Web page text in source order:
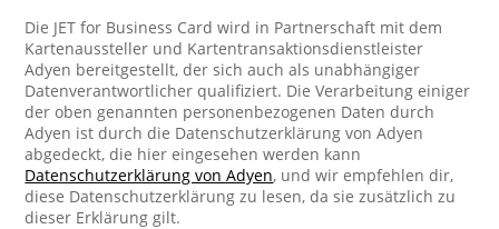
Die JET for Business Card wird in Partnerschaft mit dem
Kartenaussteller und Kartentransaktionsdienstleister
Adyen bereitgestellt, der sich auch als unabhängiger
Datenverantwortlicher qualifiziert. Die Verarbeitung einiger
der oben genannten personenbezogenen Daten durch
Adyen ist durch die Datenschutzerklärung von Adyen
abgedeckt, die hier eingesehen werden kann
Datenschutzerklärung von Adyen, und wir empfehlen dir,
diese Datenschutzerklärung zu lesen, da sie zusätzlich zu
dieser Erklärung gilt.